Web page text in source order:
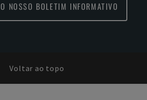
NOSSO BOLETIM INFORMATIVO
Voltar ao topo